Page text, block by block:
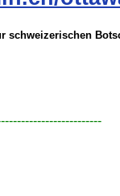
schweizerischen